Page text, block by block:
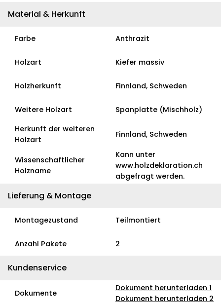
Material & Herkunft
Farbe Anthrazit
Holzart Kiefer massiv
Holzherkunft Finnland, Schweden
Weitere Holzart
Spanplatte (Mischholz)
Herkunft der weiteren
Holzart
Finnland, Schweden
Wissenschaftlicher
Holzname
Kann unter
www.holzdeklaration.ch
abgefragt werden.
Lieferung & Montage
Montagezustand Teilmontiert
Anzahl Pakete 2
Kundenservice
Dokumente
Dokument herunterladen 1
Dokument herunterladen 2